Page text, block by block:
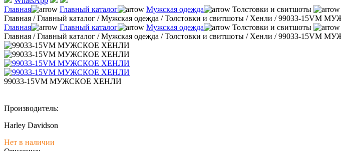
Главная
Главный каталог Мужская одежда Толстовки и свитшоты
Главная /Главный каталог /Мужская одежда /Толстовки и свитшоты / Хенли /99033-15VM
Главная
Главный каталог Мужская одежда Толстовки и свитшоты
Главная /Главный каталог /Мужская одежда /Толстовки и свитшоты / Хенли /99033-15VM
99033-15VM МУЖСКОЕ ХЕНЛИ
Производитель:
Harley Davidson
Нет в наличии